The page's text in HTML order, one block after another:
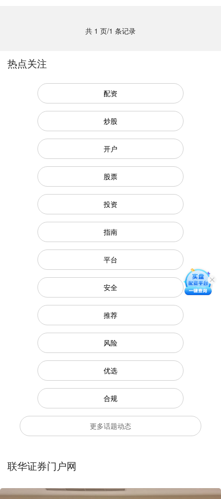
共 1 页/1 条记录
热点关注
配资
炒股
开户
股票
投资
指南
平台
安全
推荐
风险
优选
合规
更多话题动态
联华证券门户网